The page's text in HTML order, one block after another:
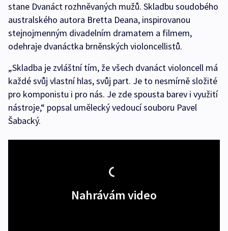
stane Dvanáct rozhněvaných mužů. Skladbu soudobého
australského autora Bretta Deana, inspirovanou
stejnojmenným divadelním dramatem a filmem,
odehraje dvanáctka brněnských violoncellistů.
„Skladba je zvláštní tím, že všech dvanáct violoncell má
každé svůj vlastní hlas, svůj part. Je to nesmírně složité
pro komponistu i pro nás. Je zde spousta barev i využití
nástroje,“ popsal umělecký vedoucí souboru Pavel
Šabacký.
Nahrávám video